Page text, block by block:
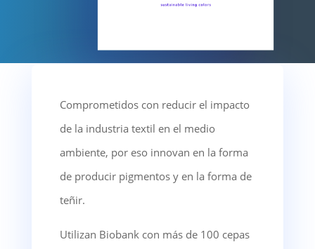
Comprometidos con reducir el impacto
de la industria textil en el medio
ambiente, por eso innovan en la forma
de producir pigmentos y en la forma de
teñir.
Utilizan Biobank con más de 100 cepas